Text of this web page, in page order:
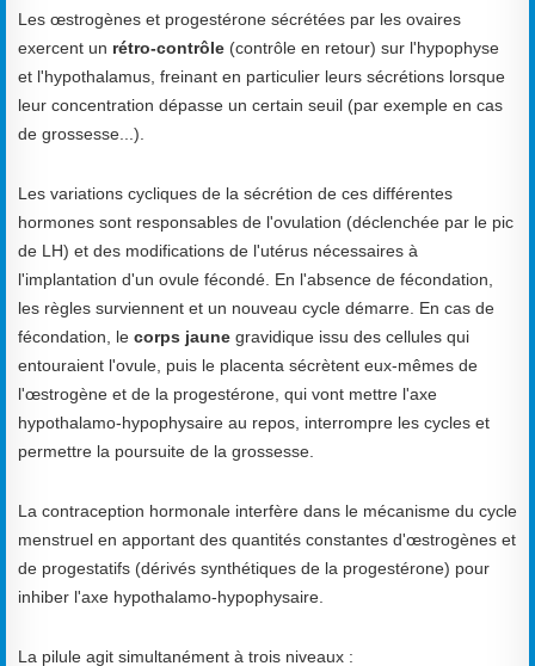
Les œstrogènes et progestérone sécrétées par les ovaires
exercent un rétro-contrôle (contrôle en retour) sur l'hypophyse
et l'hypothalamus, freinant en particulier leurs sécrétions lorsque
leur concentration dépasse un certain seuil (par exemple en cas
de grossesse...).
Les variations cycliques de la sécrétion de ces différentes
hormones sont responsables de l'ovulation (déclenchée par le pic
de LH) et des modifications de l'utérus nécessaires à
l'implantation d'un ovule fécondé. En l'absence de fécondation,
les règles surviennent et un nouveau cycle démarre. En cas de
fécondation, le corps jaune gravidique issu des cellules qui
entouraient l'ovule, puis le placenta sécrètent eux-mêmes de
l'œstrogène et de la progestérone, qui vont mettre l'axe
hypothalamo-hypophysaire au repos, interrompre les cycles et
permettre la poursuite de la grossesse.
La contraception hormonale interfère dans le mécanisme du cycle
menstruel en apportant des quantités constantes d'œstrogènes et
de progestatifs (dérivés synthétiques de la progestérone) pour
inhiber l'axe hypothalamo-hypophysaire.
La pilule agit simultanément à trois niveaux :